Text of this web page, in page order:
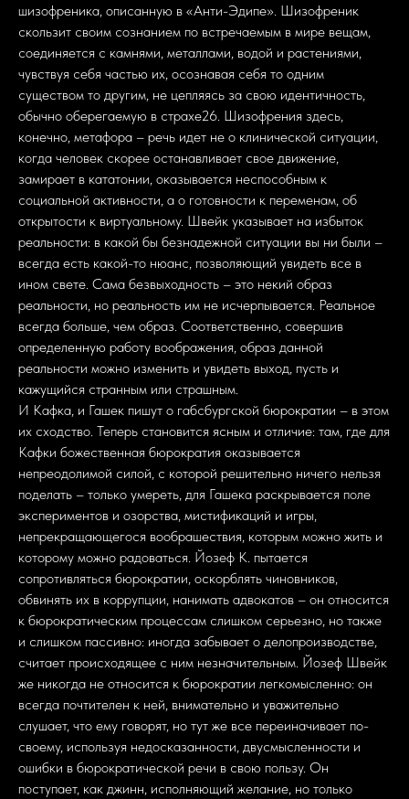
шизофреника, описанную в «Анти-Эдипе». Шизофреник
скользит своим сознанием по встречаемым в мире вещам,
соединяется с камнями, металлами, водой и растениями,
чувствуя себя частью их, осознавая себя то одним
существом то другим, не цепляясь за свою идентичность,
обычно оберегаемую в страхе26. Шизофрения здесь,
конечно, метафора – речь идет не о клинической ситуации,
когда человек скорее останавливает свое движение,
замирает в кататонии, оказывается неспособным к
социальной активности, а о готовности к переменам, об
открытости к виртуальному. Швейк указывает на избыток
реальности: в какой бы безнадежной ситуации вы ни были –
всегда есть какой-то нюанс, позволяющий увидеть все в
ином свете. Сама безвыходность – это некий образ
реальности, но реальность им не исчерпывается. Реальное
всегда больше, чем образ. Соответственно, совершив
определенную работу воображения, образ данной
реальности можно изменить и увидеть выход, пусть и
кажущийся странным или страшным.
И Кафка, и Гашек пишут о габсбургской бюрократии – в этом
их сходство. Теперь становится ясным и отличие: там, где для
Кафки божественная бюрократия оказывается
непреодолимой силой, с которой решительно ничего нельзя
поделать – только умереть, для Гашека раскрывается поле
экспериментов и озорства, мистификаций и игры,
непрекращающегося вообрашествия, которым можно жить и
которому можно радоваться. Йозеф К. пытается
сопротивляться бюрократии, оскорблять чиновников,
обвинять их в коррупции, нанимать адвокатов – он относится
к бюрократическим процессам слишком серьезно, но также
и слишком пассивно: иногда забывает о делопроизводстве,
считает происходящее с ним незначительным. Йозеф Швейк
же никогда не относится к бюрократии легкомысленно: он
всегда почтителен к ней, внимательно и уважительно
слушает, что ему говорят, но тут же все переиначивает по-
своему, используя недосказанности, двусмысленности и
ошибки в бюрократической речи в свою пользу. Он
поступает, как джинн, исполняющий желание, но только